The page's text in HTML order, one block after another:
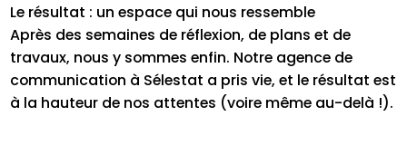
Le résultat : un espace qui nous ressemble
Après des semaines de réflexion, de plans et de
travaux, nous y sommes enfin. Notre agence de
communication à Sélestat a pris vie, et le résultat est
à la hauteur de nos attentes (voire même au-delà !).